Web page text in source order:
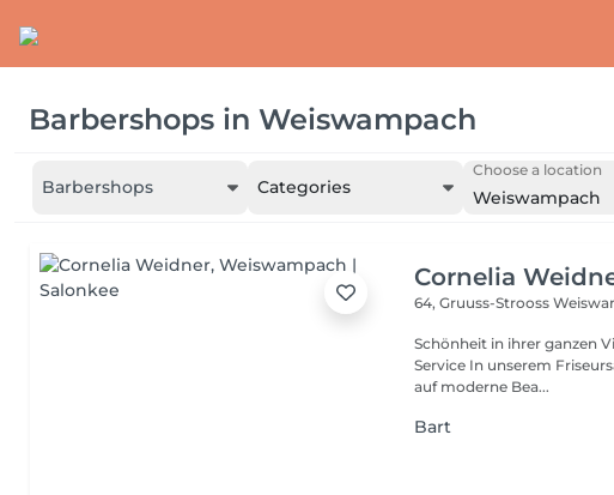
Barbershops in Weiswampach
Barbershops Categories
Choose a location
Weiswampach
Cornelia
64, Gruuss-Strooss
Schönheit in ihrer ganzen Vielfalt Ihr Friseursalon
Service In unserem Friseursalon trifft traditionelles Friseurhandwerk
auf moderne Bea...
Bart